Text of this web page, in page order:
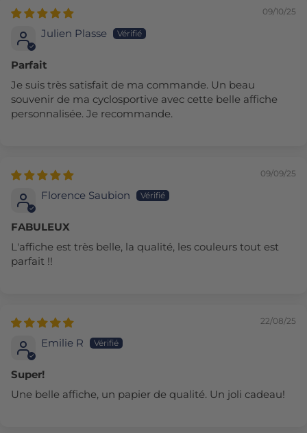
09/10/25
Julien Plasse
Parfait
Je suis très satisfait de ma commande. Un beau
souvenir de ma cyclosportive avec cette belle affiche
personnalisée. Je recommande.
09/09/25
Florence Saubion
FABULEUX
L'affiche est très belle, la qualité, les couleurs tout est
parfait !!
22/08/25
Emilie R
Super!
Une belle affiche, un papier de qualité. Un joli cadeau!